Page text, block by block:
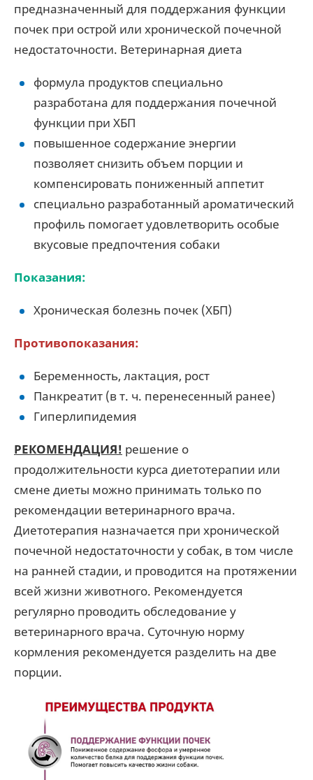
предназначенный для поддержания функции
почек при острой или хронической почечной
недостаточности. Ветеринарная диета
формула продуктов специально
разработана для поддержания почечной
функции при ХБП
повышенное содержание энергии
позволяет снизить объем порции и
компенсировать пониженный аппетит
специально разработанный ароматический
профиль помогает удовлетворить особые
вкусовые предпочтения собаки
Показания:
Хроническая болезнь почек (ХБП)
Противопоказания:
Беременность, лактация, рост
Панкреатит (в т. ч. перенесенный ранее)
Гиперлипидемия
РЕКОМЕНДАЦИЯ! решение о
продолжительности курса диетотерапии или
смене диеты можно принимать только по
рекомендации ветеринарного врача.
Диетотерапия назначается при хронической
почечной недостаточности у собак, в том числе
на ранней стадии, и проводится на протяжении
всей жизни животного. Рекомендуется
регулярно проводить обследование у
ветеринарного врача. Суточную норму
кормления рекомендуется разделить на две
порции.